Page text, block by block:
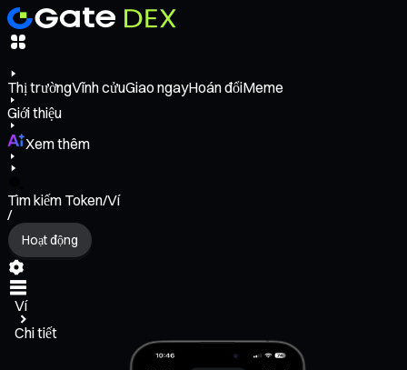
Thị trườngVĩnh cửuGiao ngayHoán đổiMeme
Giới thiệu
Xem thêm
Tìm kiếm Token/Ví
/
Hoạt động
Ví
Chi tiết